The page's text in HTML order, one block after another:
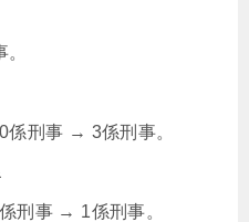
係刑事 → 3係刑事。
刑事 → 1係刑事。